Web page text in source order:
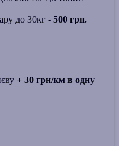
до 30кг - 500 грн.
+ 30 грн/км в одну